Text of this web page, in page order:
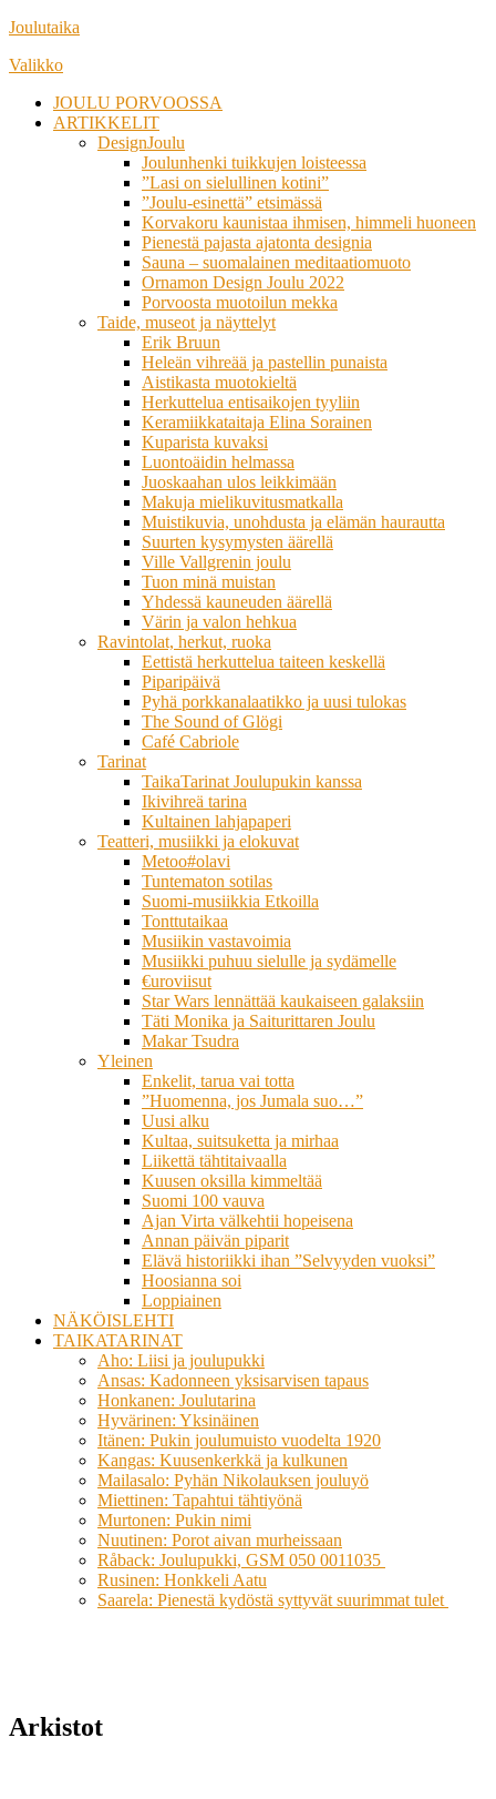
Siirry
sisältöön
Joulutaika
Valikko
JOULU PORVOOSSA
ARTIKKELIT
DesignJoulu
Joulunhenki tuikkujen loisteessa
”Lasi on sielullinen kotini”
”Joulu-esinettä” etsimässä
Korvakoru kaunistaa ihmisen, himmeli huoneen
Pienestä pajasta ajatonta designia
Sauna – suomalainen meditaatiomuoto
Ornamon Design Joulu 2022
Porvoosta muotoilun mekka
Taide, museot ja näyttelyt
Erik Bruun
Heleän vihreää ja pastellin punaista
Aistikasta muotokieltä
Herkuttelua entisaikojen tyyliin
Keramiikkataitaja Elina Sorainen
Kuparista kuvaksi
Luontoäidin helmassa
Juoskaahan ulos leikkimään
Makuja mielikuvitusmatkalla
Muistikuvia, unohdusta ja elämän haurautta
Suurten kysymysten äärellä
Ville Vallgrenin joulu
Tuon minä muistan
Yhdessä kauneuden äärellä
Värin ja valon hehkua
Ravintolat, herkut, ruoka
Eettistä herkuttelua taiteen keskellä
Piparipäivä
Pyhä porkkanalaatikko ja uusi tulokas
The Sound of Glögi
Café Cabriole
Tarinat
TaikaTarinat Joulupukin kanssa
Ikivihreä tarina
Kultainen lahjapaperi
Teatteri, musiikki ja elokuvat
Metoo#olavi
Tuntematon sotilas
Suomi-musiikkia Etkoilla
Tonttutaikaa
Musiikin vastavoimia
Musiikki puhuu sielulle ja sydämelle
€uroviisut
Star Wars lennättää kaukaiseen galaksiin
Täti Monika ja Saiturittaren Joulu
Makar Tsudra
Yleinen
Enkelit, tarua vai totta
”Huomenna, jos Jumala suo…”
Uusi alku
Kultaa, suitsuketta ja mirhaa
Liikettä tähtitaivaalla
Kuusen oksilla kimmeltää
Suomi 100 vauva
Ajan Virta välkehtii hopeisena
Annan päivän piparit
Elävä historiikki ihan ”Selvyyden vuoksi”
Hoosianna soi
Loppiainen
NÄKÖISLEHTI
TAIKATARINAT
Aho: Liisi ja joulupukki
Ansas: Kadonneen yksisarvisen tapaus
Honkanen: Joulutarina
Hyvärinen: Yksinäinen
Itänen: Pukin joulumuisto vuodelta 1920
Kangas: Kuusenkerkkä ja kulkunen
Mailasalo: Pyhän Nikolauksen jouluyö
Miettinen: Tapahtui tähtiyönä
Murtonen: Pukin nimi
Nuutinen: Porot aivan murheissaan
Råback: Joulupukki, GSM 050 0011035
Rusinen: Honkkeli Aatu
Saarela: Pienestä kydöstä syttyvät suurimmat tulet
Arkistot